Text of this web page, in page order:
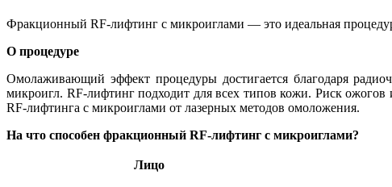
Фракционный RF-лифтинг с микроиглами — это идеальная
О процедуре
Омолаживающий эффект процедуры достигается благодаря
микроигл. RF-лифтинг подходит для всех типов кожи. Риск ожогов
RF-лифтинга с микроиглами от лазерных методов омоложения.
На что способен фракционный RF-лифтинг с микроиглами?
Лицо